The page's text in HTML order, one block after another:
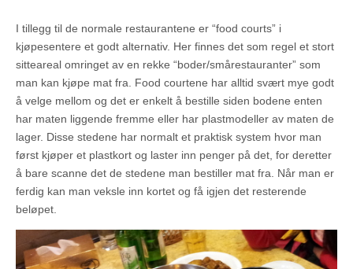
I tillegg til de normale restaurantene er “food courts” i
kjøpesentere et godt alternativ. Her finnes det som regel et stort
sitteareal omringet av en rekke “boder/smårestauranter” som
man kan kjøpe mat fra. Food courtene har alltid svært mye godt
å velge mellom og det er enkelt å bestille siden bodene enten
har maten liggende fremme eller har plastmodeller av maten de
lager. Disse stedene har normalt et praktisk system hvor man
først kjøper et plastkort og laster inn penger på det, for deretter
å bare scanne det de stedene man bestiller mat fra. Når man er
ferdig kan man veksle inn kortet og få igjen det resterende
beløpet.